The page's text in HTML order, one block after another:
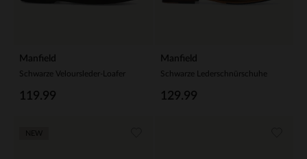
Manfield
Schwarze Veloursleder-Loafer
119.99
Manfield
Schwarze Lederschnürschuhe
129.99